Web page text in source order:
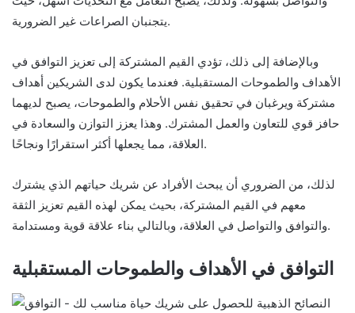
يتجنبان الصراعات غير الضرورية.
وبالإضافة إلى ذلك، تؤدي القيم المشتركة إلى تعزيز التوافق في
الأهداف والطموحات المستقبلية. فعندما يكون لدى الشريكين أهداف
مشتركة ويرغبان في تحقيق نفس الأحلام والطموحات، يصبح لديهما
حافز قوي للتعاون والعمل المشترك. وهذا يعزز التوازن والسعادة في
العلاقة، مما يجعلها أكثر استقرارًا ونجاحًا.
لذلك، من الضروري أن يبحث الأفراد عن شريك حياتهم الذي يشترك
معهم في القيم المشتركة، بحيث يمكن لهذه القيم تعزيز الثقة
والتوافق والتواصل في العلاقة، وبالتالي بناء علاقة قوية ومستدامة.
التوافق في الأهداف والطموحات المستقبلية